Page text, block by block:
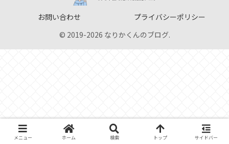
お問い合わせ
プライバシーポリシー
© 2019-2026 なりかくんのブログ.
メニュー ホーム 検索 トップ サイドバー